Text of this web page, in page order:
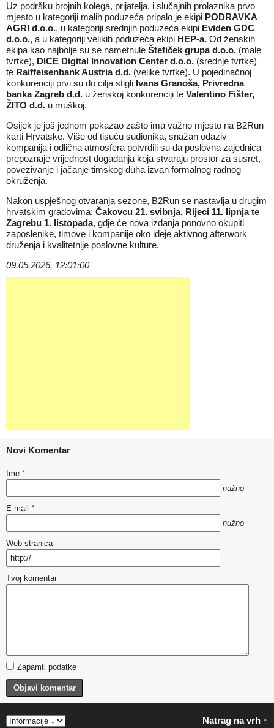
Uz podršku brojnih kolega, prijatelja, i slučajnih prolaznika prvo
mjesto u kategoriji malih poduzeća pripalo je ekipi PODRAVKA
AGRI d.o.o., u kategoriji srednjih poduzeća ekipi Eviden GDC
d.o.o., a u kategoriji velikih poduzeća ekipi HEP-a. Od ženskih
ekipa kao najbolje su se nametnule Štefiček grupa d.o.o. (male
tvrtke), DICE Digital Innovation Center d.o.o. (srednje tvrtke)
te Raiffeisenbank Austria d.d. (velike tvrtke). U pojedinačnoj
konkurenciji prvi su do cilja stigli Ivana Granoša, Privredna
banka Zagreb d.d. u ženskoj konkurenciji te Valentino Fišter,
ŽITO d.d. u muškoj.
Osijek je još jednom pokazao zašto ima važno mjesto na B2Run
karti Hrvatske. Više od tisuću sudionika, snažan odaziv
kompanija i odlična atmosfera potvrdili su da poslovna zajednica
prepoznaje vrijednost događanja koja stvaraju prostor za susret,
povezivanje i jačanje timskog duha izvan formalnog radnog
okruženja.
Nakon uspješnog otvaranja sezone, B2Run se nastavlja u drugim
hrvatskim gradovima: Čakovcu 21. svibnja, Rijeci 11. lipnja te
Zagrebu 1. listopada, gdje će nova izdanja ponovno okupiti
zaposlenike, timove i kompanije oko ideje aktivnog afterwork
druženja i kvalitetnije poslovne kulture.
09.05.2026. 12:01:00
Novi Komentar
Ime *
nužno
E-mail *
nužno
Web stranica
Tvoj komentar
Zapamti podatke
Objavi komentar
Natrag na vrh ↑